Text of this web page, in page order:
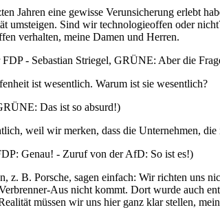
Jahren eine gewisse Verunsicherung erlebt
umsteigen. Sind wir technologieoffen oder
verhalten, meine Damen und Herren.
- Sebastian Striegel, GRÜNE: Aber die
ist wesentlich. Warum ist sie wesentlich?
Das ist so absurd!)
weil wir merken, dass die Unternehmen,
Genau! - Zuruf von der AfD: So ist es!)
z. B. Porsche, sagen einfach: Wir richten uns
Aus nicht kommt. Dort wurde auch
müssen wir uns hier ganz klar stellen,